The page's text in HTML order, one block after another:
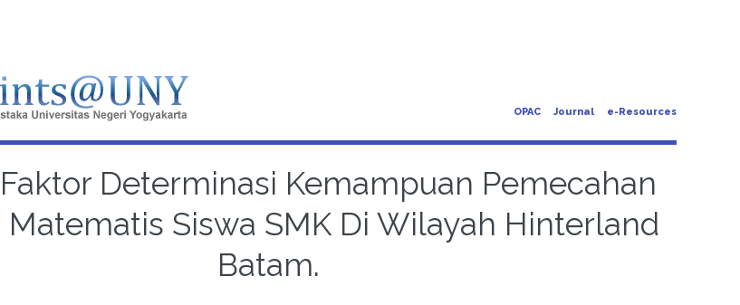
OPAC Journal e-Resources
Determinasi Kemampuan Pemecahan
Matematis Siswa SMK Di Wilayah Hinterland
Batam.